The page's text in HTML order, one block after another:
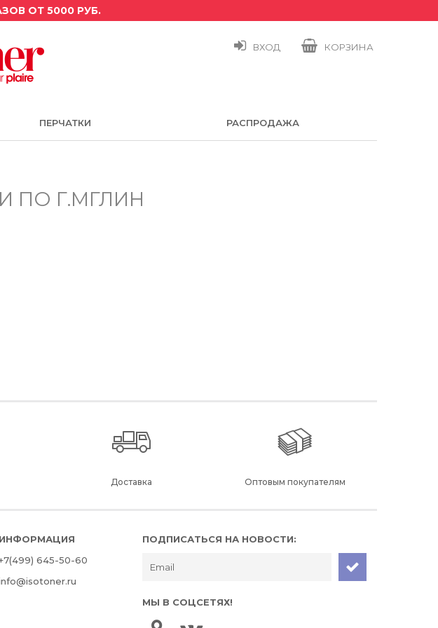
ОТ 5000 РУБ.
ВХОД КОРЗИНА
ПЕРЧАТКИ РАСПРОДАЖА
ПО Г.МГЛИН
Доставка Оптовым покупателям
ИНФОРМАЦИЯ
645-50-60
ПОДПИСАТЬСЯ НА НОВОСТИ:
МЫ В СОЦСЕТЯХ!